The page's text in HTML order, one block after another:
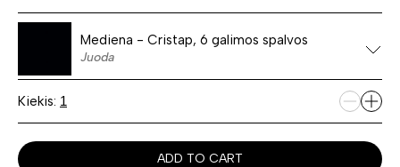
Mediena - Cristap, 6 galimos spalvos
Juoda
Kiekis:
ADD TO CART